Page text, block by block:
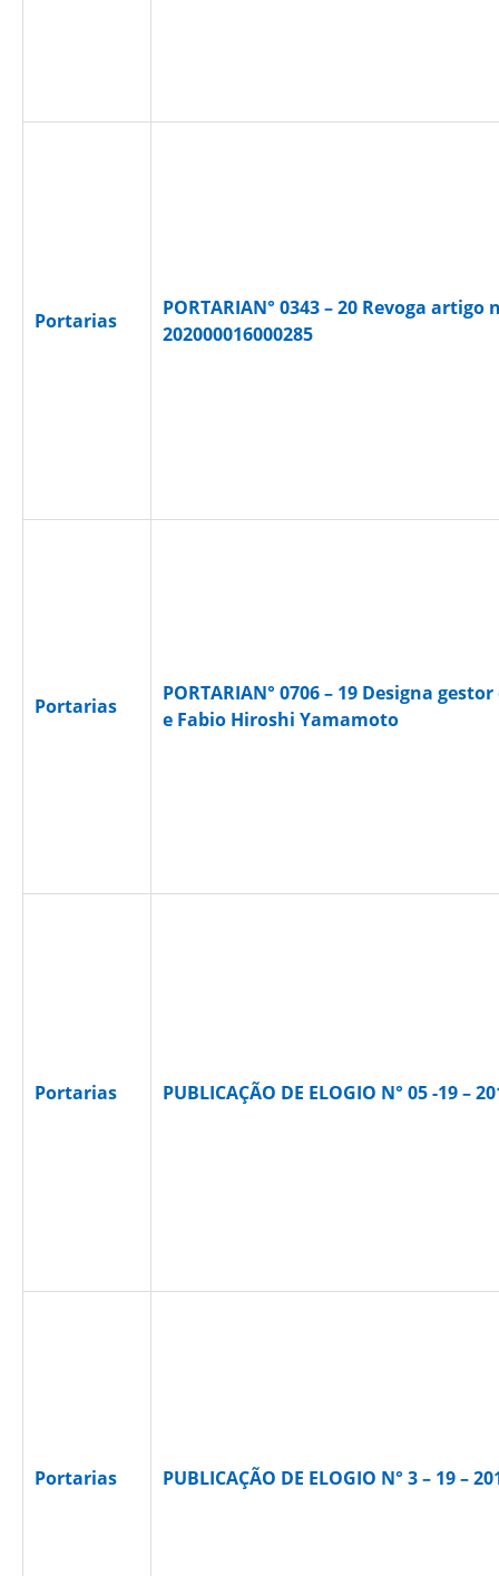
Portarias
PORTARIAN° 0343 – 20 Revoga
202000016000285
Portarias
PORTARIAN° 0706 – 19 Designa
e Fabio Hiroshi Yamamoto
Portarias PUBLICAÇÃO DE ELOGIO N° 05 -19 –
Portarias PUBLICAÇÃO DE ELOGIO N° 3 – 19 –